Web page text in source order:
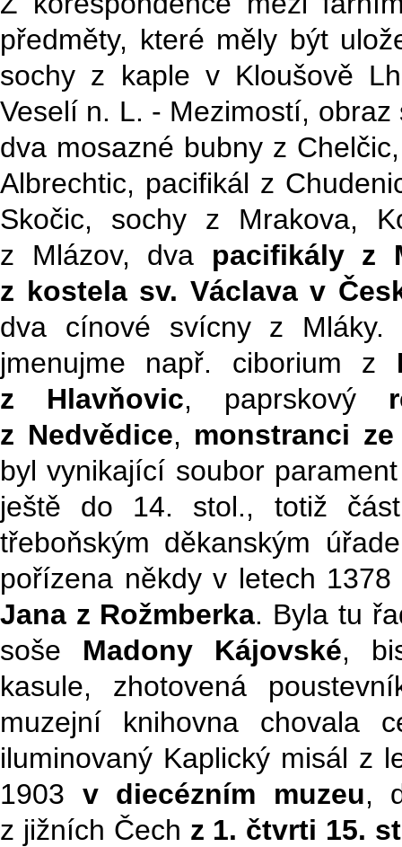
předměty, které měly být
sochy z kaple v Kloušově
Veselí n. L. - Mezimostí, obraz
dva mosazné bubny z
Albrechtic, pacifikál z
Skočic, sochy z Mrakova,
z Mlázov, dva pacifikály z
z kostela sv. Václava v
dva cínové svícny z Mláky.
jmenujme např. ciborium z
z Hlavňovic, paprskový
z Nedvědice, monstranci
byl vynikající soubor
ještě do 14. stol., totiž
třeboňským děkanským
pořízena někdy v letech
Jana z Rožmberka. Byla tu
soše Madony Kájovské,
kasule, zhotovená
muzejní knihovna chovala
iluminovaný Kaplický misál z
1903 v diecézním muzeu,
z jižních Čech z 1. čtvrti 15.